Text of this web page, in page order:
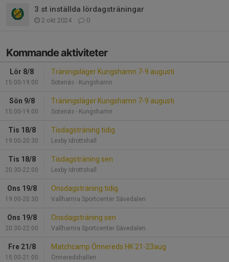
3 st inställda lördagsträningar
2 okt 2024 0
Kommande aktiviteter
Lör 8/8
15:00-19:00
Träningsläger Kungshamn 7-9 augusti
Sotenäs - Kungshamn
Sön 9/8
15:00-19:00
Träningsläger Kungshamn 7-9 augusti
Sotenäs - Kungshamn
Tis 18/8
19:00-20:30
Tisdagsträning tidig
Lexby Idrottshall
Tis 18/8
20:30-22:00
Tisdagsträning sen
Lexby Idrottshall
Ons 19/8
19:00-20:30
Onsdagsträning tidig
Vallhamra Sportcenter Sävedalen
Ons 19/8
20:30-22:00
Onsdagsträning sen
Vallhamra Sportcenter Sävedalen
Fre 21/8
15:00-21:00
Matchcamp Önnereds HK 21-23aug
Önneredshallen